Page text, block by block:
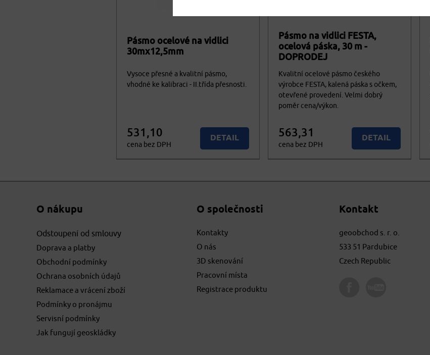
Pásmo ocelové na vidlici
30mx12,5mm
Vysoce přesné a kvalitní pásmo,
vhodné ke kalibraci - II.třída přesnosti.
531,10
cena bez DPH
DETAIL
Nedostupné
Pásmo na vidlici FESTA,
ocelová páska, 30 m -
DOPRODEJ
Kvalitní ocelové pásmo českého
výrobce FESTA, kalená páska s očkem,
otevřené provedení. Velmi dobrý
poměr cena/výkon.
563,31
cena bez DPH
DETAIL
Nedostupné
O nákupu
Odstoupení od smlouvy
Doprava a platby
Obchodní podmínky
Ochrana osobních údajů
Reklamace a vrácení zboží
Podmínky o pronájmu
Servisní podmínky
Jak fungují geoskládky
O společnosti
Kontakty
O nás
3D skenování
Pracovní místa
Registrace produktu
Kontakt
geoobchod s. r. o.
533 51 Pardubice
Czech Republic